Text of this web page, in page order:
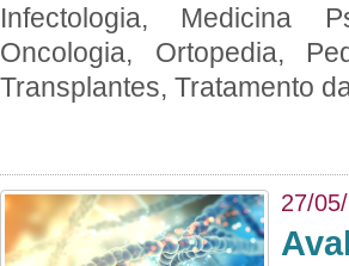
Infectologia, Medicina
Oncologia, Ortopedia,
Transplantes, Tratamento
27/